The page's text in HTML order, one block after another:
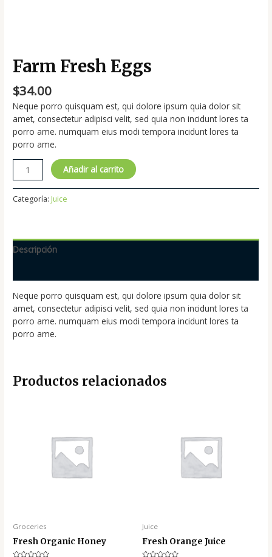
Farm Fresh Eggs
$34.00
Neque porro quisquam est, qui dolore ipsum quia dolor sit
amet, consectetur adipisci velit, sed quia non incidunt lores ta
porro ame. numquam eius modi tempora incidunt lores ta
porro ame.
Farm
Fresh
Eggs
cantidad
Añadir al carrito
Categoría: Juice
Descripción
Neque porro quisquam est, qui dolore ipsum quia dolor sit
amet, consectetur adipisci velit, sed quia non incidunt lores ta
porro ame. numquam eius modi tempora incidunt lores ta
porro ame.
Productos relacionados
Groceries
Fresh Organic Honey
Juice
Fresh Orange Juice